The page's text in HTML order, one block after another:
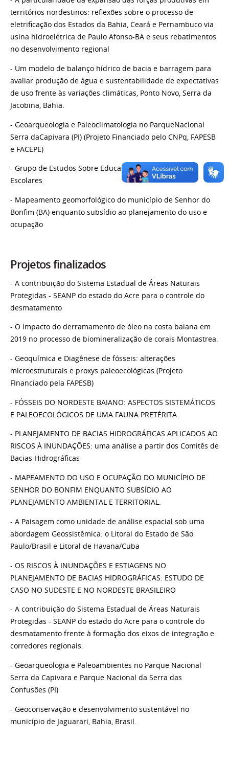
territórios nordestinos: reflexões sobre o processo de
eletrificação dos Estados da Bahia, Ceará e Pernambuco via
usina hidroelétrica de Paulo Afonso-BA e seus rebatimentos
no desenvolvimento regional
- Um modelo de balanço hídrico de bacia e barragem para
avaliar produção de água e sustentabilidade de expectativas
de uso frente às variações climáticas, Ponto Novo, Serra da
Jacobina, Bahia.
- Geoarqueologia e Paleoclimatologia no ParqueNacional
Serra daCapivara (PI) (Projeto Financiado pelo CNPq, FAPESB
e FACEPE)
- Grupo de Estudos Sobre Educação em Espaços Não
Escolares
- Mapeamento geomorfológico do município de Senhor do
Bonfim (BA) enquanto subsídio ao planejamento do uso e
ocupação
Projetos finalizados
- A contribuição do Sistema Estadual de Áreas Naturais
Protegidas - SEANP do estado do Acre para o controle do
desmatamento
- O impacto do derramamento de óleo na costa baiana em
2019 no processo de biomineralização de corais Montastrea.
- Geoquímica e Diagênese de fósseis: alterações
microestruturais e proxys paleoecológicas (Projeto
FInanciado pela FAPESB)
- FÓSSEIS DO NORDESTE BAIANO: ASPECTOS SISTEMÁTICOS
E PALEOECOLÓGICOS DE UMA FAUNA PRETÉRITA
- PLANEJAMENTO DE BACIAS HIDROGRÁFICAS APLICADOS AO
RISCOS À INUNDAÇÕES: uma análise a partir dos Comitês de
Bacias Hidrográficas
- MAPEAMENTO DO USO E OCUPAÇÃO DO MUNICÍPIO DE
SENHOR DO BONFIM ENQUANTO SUBSÍDIO AO
PLANEJAMENTO AMBIENTAL E TERRITORIAL.
- A Paisagem como unidade de análise espacial sob uma
abordagem Geossistêmica: o Litoral do Estado de São
Paulo/Brasil e Litoral de Havana/Cuba
- OS RISCOS À INUNDAÇÕES E ESTIAGENS NO
PLANEJAMENTO DE BACIAS HIDROGRÁFICAS: ESTUDO DE
CASO NO SUDESTE E NO NORDESTE BRASILEIRO
- A contribuição do Sistema Estadual de Áreas Naturais
Protegidas - SEANP do estado do Acre para o controle do
desmatamento frente à formação dos eixos de integração e
corredores regionais.
- Geoarqueologia e Paleoambientes no Parque Nacional
Serra da Capivara e Parque Nacional da Serra das
Confusões (PI)
- Geoconservação e desenvolvimento sustentável no
município de Jaguarari, Bahia, Brasil.